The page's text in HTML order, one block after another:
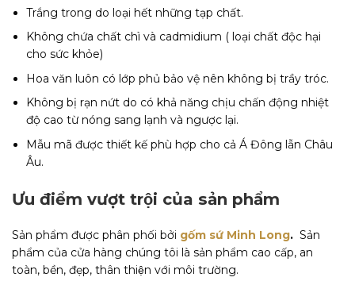
Trắng trong do loại hết những tạp chất.
Không chứa chất chì và cadmidium ( loại chất độc hại
cho sức khỏe)
Hoa văn luôn có lớp phủ bảo vệ nên không bị trầy tróc.
Không bị rạn nứt do có khả năng chịu chấn động nhiệt
độ cao từ nóng sang lạnh và ngược lại.
Mẫu mã được thiết kế phù hợp cho cả Á Đông lẫn Châu
Âu.
Ưu điểm vượt trội của sản phẩm
Sản phẩm được phân phối bởi gốm sứ Minh Long. Sản
phẩm của cửa hàng chúng tôi là sản phẩm cao cấp, an
toàn, bền, đẹp, thân thiện với môi trường.